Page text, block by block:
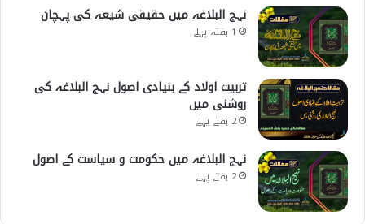
نہج البلاغہ میں حقیقی شیعہ کی پہچان
1 ہفتہ پہلے
تربیت اولاد کے بنیادی اصول نہج البلاغہ کی
روشنی میں
2 ہفتے پہلے
نہج البلاغہ میں حکومت و سیاست کے اصول
2 ہفتے پہلے